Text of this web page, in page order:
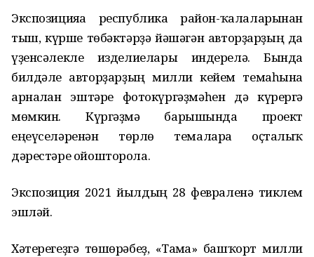
Экспозицияға республика район-ҡалаларынан
тыш, күрше төбәктәрҙә йәшәгән авторҙарҙың да
үҙенсәлекле изделиелары индерелә. Бында
билдәле авторҙарҙың милли кейем темаһына
арналған эштәре фотокүргәҙмәһен дә күрергә
мөмкин. Күргәҙмә барышында проект
еңеүселәренән төрлө темаларға оҫталыҡ
дәрестәре ойошторола.
Экспозиция 2021 йылдың 28 февраленә тиклем
эшләй.
Хәтерегеҙгә төшөрәбеҙ, «Тамға» башҡорт милли